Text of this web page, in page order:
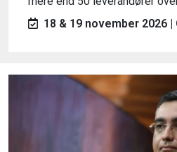
18 & 19 november 2026